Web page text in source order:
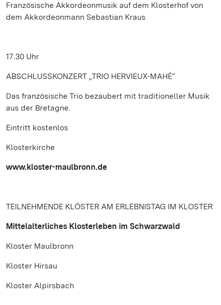
Französische Akkordeonmusik auf dem Klosterhof von
dem Akkordeonmann Sebastian Kraus
17.30 Uhr
ABSCHLUSSKONZERT „TRIO HERVIEUX-MAHÉ“
Das französische Trio bezaubert mit traditioneller Musik
aus der Bretagne.
Eintritt kostenlos
Klosterkirche
www.kloster-maulbronn.de
TEILNEHMENDE KLÖSTER AM ERLEBNISTAG IM KLOSTER
Mittelalterliches Klosterleben im Schwarzwald
Kloster Maulbronn
Kloster Hirsau
Kloster Alpirsbach